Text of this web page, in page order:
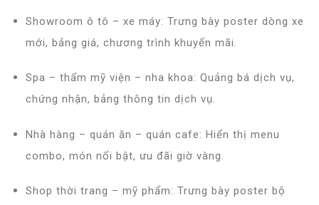
Showroom ô tô – xe máy: Trưng bày poster dòng xe
mới, bảng giá, chương trình khuyến mãi.
Spa – thẩm mỹ viện – nha khoa: Quảng bá dịch vụ,
chứng nhận, bảng thông tin dịch vụ.
Nhà hàng – quán ăn – quán cafe: Hiển thị menu
combo, món nổi bật, ưu đãi giờ vàng.
Shop thời trang – mỹ phẩm: Trưng bày poster bộ